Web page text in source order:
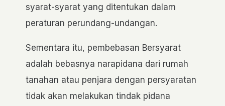
syarat-syarat yang ditentukan dalam
peraturan perundang-undangan.
Sementara itu, pembebasan Bersyarat
adalah bebasnya narapidana dari rumah
tanahan atau penjara dengan persyaratan
tidak akan melakukan tindak pidana